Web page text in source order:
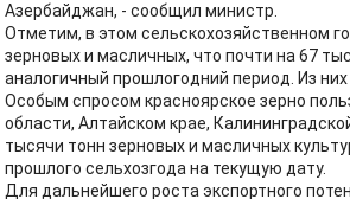
Азербайджан, - сообщил министр.
Отметим, в этом сельскохозяйственном
зерновых и масличных, что почти на 67
аналогичный прошлогодний период. Из
Особым спросом красноярское зерно
области, Алтайском крае,
тысячи тонн зерновых и масличных
прошлого сельхозгода на текущую дату.
Для дальнейшего роста экспортного